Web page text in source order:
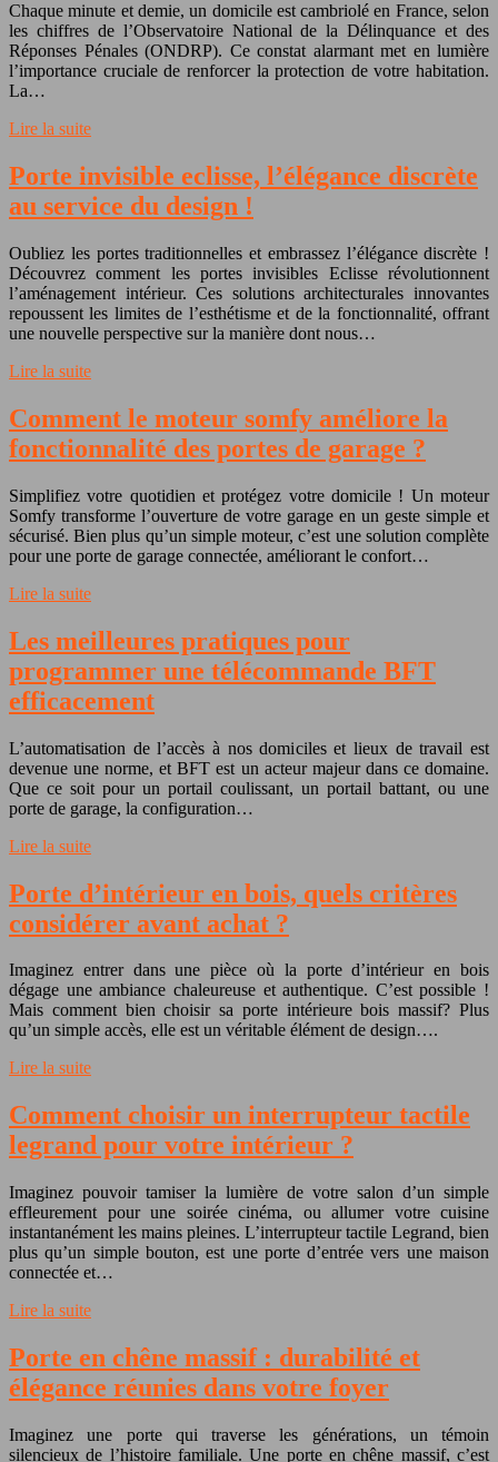
Chaque minute et demie, un domicile est cambriolé en France, selon
les chiffres de l’Observatoire National de la Délinquance et des
Réponses Pénales (ONDRP). Ce constat alarmant met en lumière
l’importance cruciale de renforcer la protection de votre habitation.
La…
Lire la suite
Porte invisible eclisse, l’élégance discrète
au service du design !
Oubliez les portes traditionnelles et embrassez l’élégance discrète !
Découvrez comment les portes invisibles Eclisse révolutionnent
l’aménagement intérieur. Ces solutions architecturales innovantes
repoussent les limites de l’esthétisme et de la fonctionnalité, offrant
une nouvelle perspective sur la manière dont nous…
Lire la suite
Comment le moteur somfy améliore la
fonctionnalité des portes de garage ?
Simplifiez votre quotidien et protégez votre domicile ! Un moteur
Somfy transforme l’ouverture de votre garage en un geste simple et
sécurisé. Bien plus qu’un simple moteur, c’est une solution complète
pour une porte de garage connectée, améliorant le confort…
Lire la suite
Les meilleures pratiques pour
programmer une télécommande BFT
efficacement
L’automatisation de l’accès à nos domiciles et lieux de travail est
devenue une norme, et BFT est un acteur majeur dans ce domaine.
Que ce soit pour un portail coulissant, un portail battant, ou une
porte de garage, la configuration…
Lire la suite
Porte d’intérieur en bois, quels critères
considérer avant achat ?
Imaginez entrer dans une pièce où la porte d’intérieur en bois
dégage une ambiance chaleureuse et authentique. C’est possible !
Mais comment bien choisir sa porte intérieure bois massif? Plus
qu’un simple accès, elle est un véritable élément de design….
Lire la suite
Comment choisir un interrupteur tactile
legrand pour votre intérieur ?
Imaginez pouvoir tamiser la lumière de votre salon d’un simple
effleurement pour une soirée cinéma, ou allumer votre cuisine
instantanément les mains pleines. L’interrupteur tactile Legrand, bien
plus qu’un simple bouton, est une porte d’entrée vers une maison
connectée et…
Lire la suite
Porte en chêne massif : durabilité et
élégance réunies dans votre foyer
Imaginez une porte qui traverse les générations, un témoin
silencieux de l’histoire familiale. Une porte en chêne massif, c’est